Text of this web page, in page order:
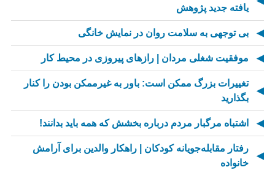
یافته جدید پژوهش
بی توجهی به سلامت روان در نمایش خانگی
موفقیت شغلی مردان | رازهای پیروزی در محیط کار
تغییرات بزرگ ممکن است: باور به غیرممکن بودن را کنار
بگذارید
اشتباه مرگبار مردم درباره بخشش که همه باید بدانند!
رفتار مقابله‌جویانه کودکان | راهکار والدین برای آرامش
خانواده